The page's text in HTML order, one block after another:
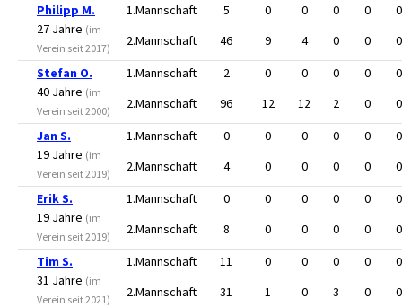
Philipp M.
27 Jahre (im
Verein seit 2017)
1.Mannschaft 5 0 0 0 0
0
2.Mannschaft
46 9 4 0 0
0
Stefan O.
40 Jahre (im
Verein seit 2000)
1.Mannschaft 2 0 0 0 0
0
2.Mannschaft
96 12 12 2 0
0
Jan S.
19 Jahre (im
Verein seit 2019)
1.Mannschaft 0 0 0 0 0
0
2.Mannschaft
4 0 0 0 0
0
Erik S.
19 Jahre (im
Verein seit 2019)
1.Mannschaft 0 0 0 0 0
0
2.Mannschaft
8 0 0 0 0
0
Tim S.
31 Jahre (im
Verein seit 2021)
1.Mannschaft 11 0 0 0 0
0
2.Mannschaft
31 1 0 3 0
0